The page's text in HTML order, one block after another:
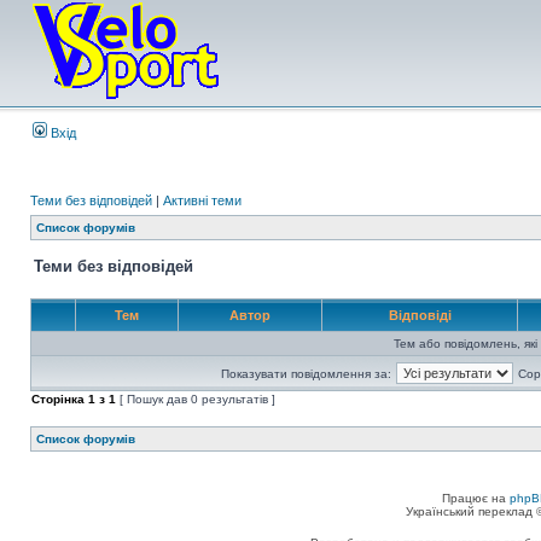
Вхід
Теми без відповідей | Активні теми
Список форумів
Теми без відповідей
Тем Автор Відповіді
Тем або повідомлень,
Показувати повідомлення за:
Сторінка 1 з 1 [ Пошук дав 0 результатів ]
Список форумів
Працює на
Український